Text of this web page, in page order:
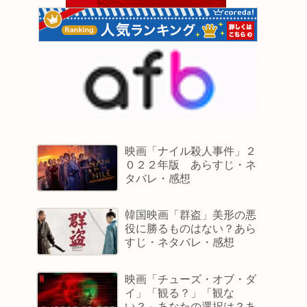
映画「ナイル殺人事件」２
０２２年版 あらすじ・ネ
タバレ・感想
韓国映画「群盗」美形の悪
役に勝るものはない？あら
すじ・ネタバレ・感想
映画「チューズ・オブ・ダ
イ」「観る？」「観な